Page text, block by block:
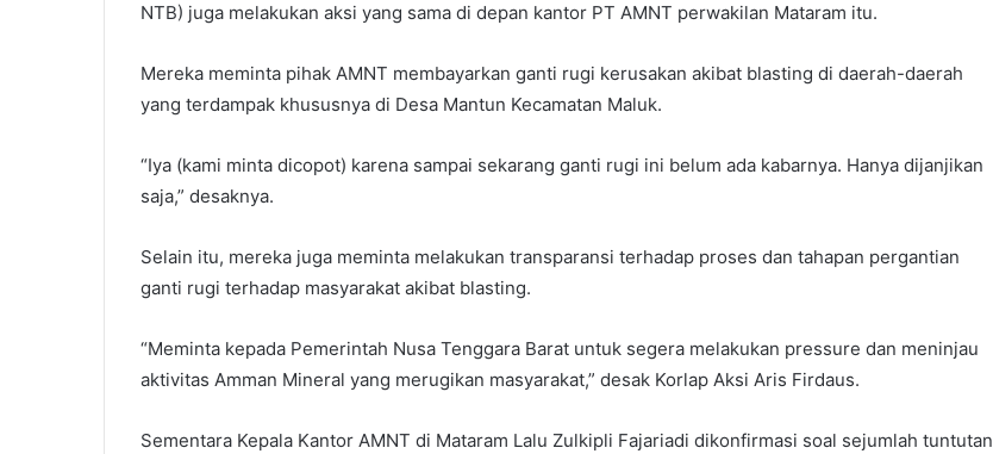
NTB) juga melakukan aksi yang sama di depan kantor PT AMNT perwakilan Mataram itu.
Mereka meminta pihak AMNT membayarkan ganti rugi kerusakan akibat blasting di daerah-daerah
yang terdampak khususnya di Desa Mantun Kecamatan Maluk.
“Iya (kami minta dicopot) karena sampai sekarang ganti rugi ini belum ada kabarnya. Hanya dijanjikan
saja,” desaknya.
Selain itu, mereka juga meminta melakukan transparansi terhadap proses dan tahapan pergantian
ganti rugi terhadap masyarakat akibat blasting.
“Meminta kepada Pemerintah Nusa Tenggara Barat untuk segera melakukan pressure dan meninjau
aktivitas Amman Mineral yang merugikan masyarakat,” desak Korlap Aksi Aris Firdaus.
Sementara Kepala Kantor AMNT di Mataram Lalu Zulkipli Fajariadi dikonfirmasi soal sejumlah tuntutan